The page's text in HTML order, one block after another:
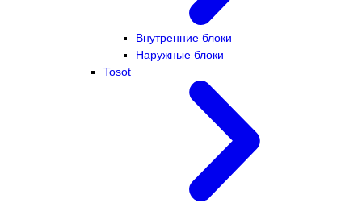
Внутренние блоки
Наружные блоки
Tosot